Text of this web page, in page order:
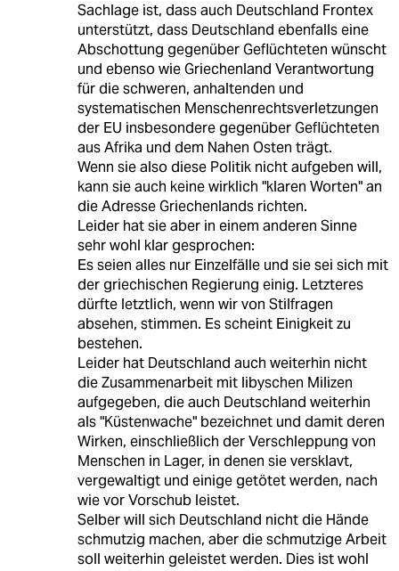
Sachlage ist, dass auch Deutschland Frontex
unterstützt, dass Deutschland ebenfalls eine
Abschottung gegenüber Geflüchteten wünscht
und ebenso wie Griechenland Verantwortung
für die schweren, anhaltenden und
systematischen Menschenrechtsverletzungen
der EU insbesondere gegenüber Geflüchteten
aus Afrika und dem Nahen Osten trägt.
Wenn sie also diese Politik nicht aufgeben will,
kann sie auch keine wirklich "klaren Worten" an
die Adresse Griechenlands richten.
Leider hat sie aber in einem anderen Sinne
sehr wohl klar gesprochen:
Es seien alles nur Einzelfälle und sie sei sich mit
der griechischen Regierung einig. Letzteres
dürfte letztlich, wenn wir von Stilfragen
absehen, stimmen. Es scheint Einigkeit zu
bestehen.
Leider hat Deutschland auch weiterhin nicht
die Zusammenarbeit mit libyschen Milizen
aufgegeben, die auch Deutschland weiterhin
als "Küstenwache" bezeichnet und damit deren
Wirken, einschließlich der Verschleppung von
Menschen in Lager, in denen sie versklavt,
vergewaltigt und einige getötet werden, nach
wie vor Vorschub leistet.
Selber will sich Deutschland nicht die Hände
schmutzig machen, aber die schmutzige Arbeit
soll weiterhin geleistet werden. Dies ist wohl